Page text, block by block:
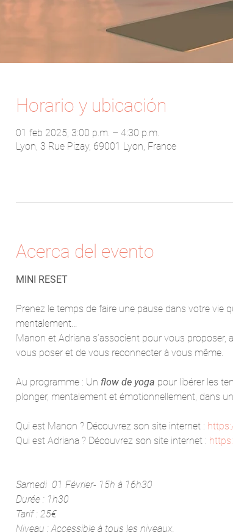
Horario y ubicación
01 feb 2025, 3:00 p.m. – 4:30 p.m.
Lyon, 3 Rue Pizay, 69001 Lyon, France
Acerca del evento
MINI RESET
Prenez le temps de faire une pause dans votre
mentalement…
Manon et Adriana s’associent pour vous
vous poser et de vous reconnecter à vous même.
Au programme : Un flow de yoga pour libérer les
plonger, mentalement et émotionnellement, dans
Qui est Manon ? Découvrez son site internet :
Qui est Adriana ? Découvrez son site internet :
Samedi  01 Février- 15h à 16h30
Durée : 1h30
Tarif : 25€
Niveau : Accessible à tous les niveaux.